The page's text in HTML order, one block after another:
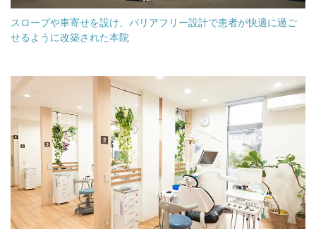
スロープや車寄せを設け、バリアフリー設計で患者が快適に過ご
せるように改築された本院